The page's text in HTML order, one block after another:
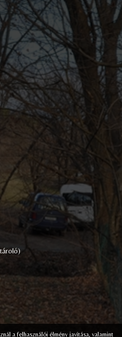
a felhasználói élmény javítása, valamint